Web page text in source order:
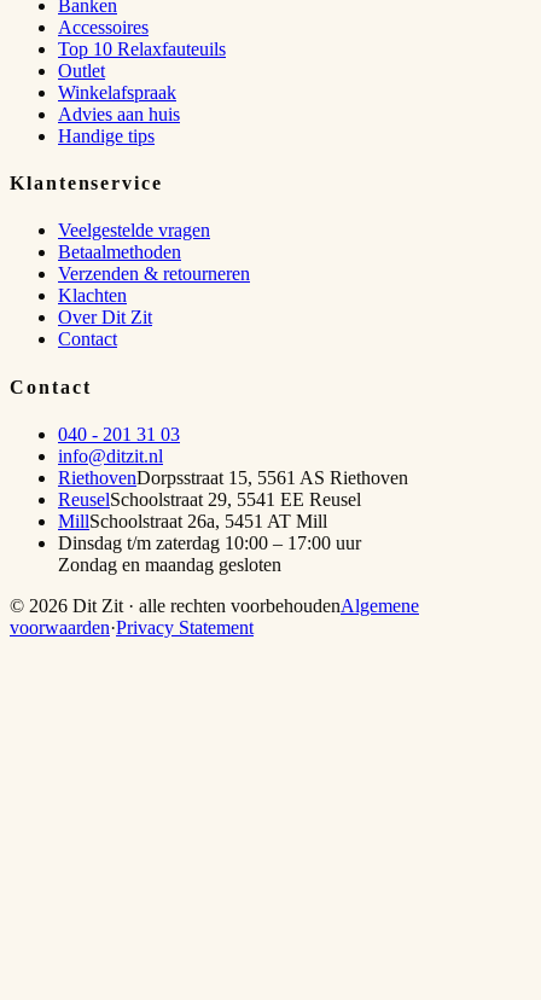
Banken
Accessoires
Top 10 Relaxfauteuils
Outlet
Winkelafspraak
Advies aan huis
Handige tips
Klantenservice
Veelgestelde vragen
Betaalmethoden
Verzenden & retourneren
Klachten
Over Dit Zit
Contact
Contact
040 - 201 31 03
info@ditzit.nl
RiethovenDorpsstraat 15, 5561 AS Riethoven
ReuselSchoolstraat 29, 5541 EE Reusel
MillSchoolstraat 26a, 5451 AT Mill
Dinsdag t/m zaterdag 10:00 – 17:00 uur
Zondag en maandag gesloten
© 2026 Dit Zit · alle rechten voorbehoudenAlgemene
voorwaarden·Privacy Statement